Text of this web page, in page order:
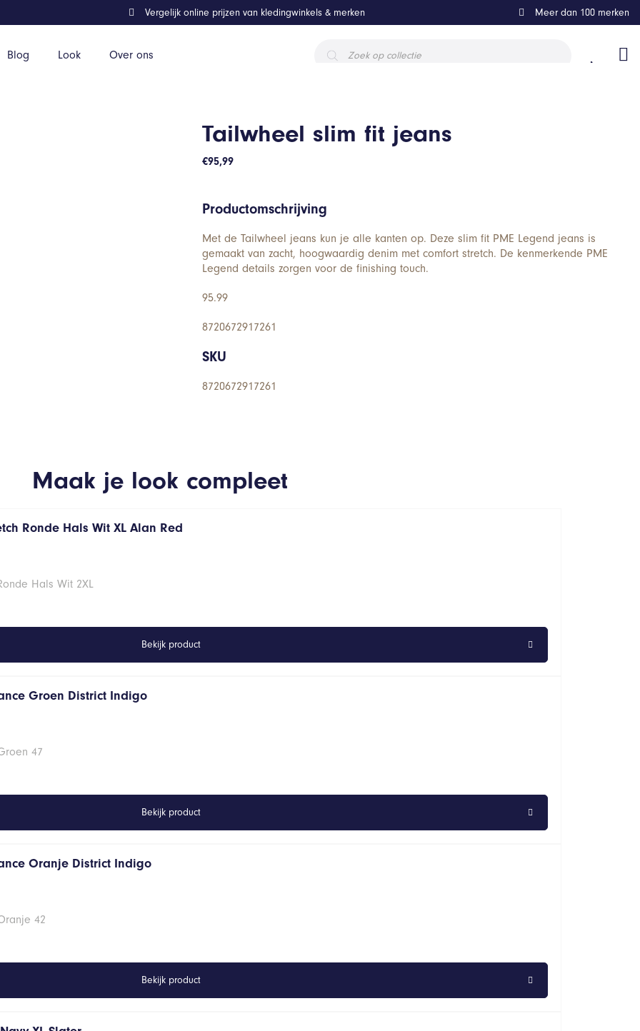
Blog Look Over ons
zoeken
Vergelijk online prijzen van kledingwinkels & merken Meer dan 100 merken
Tailwheel slim fit jeans
€95,99
Productomschrijving
Met de Tailwheel jeans kun je alle kanten op. Deze slim fit PME Legend jeans is
gemaakt van zacht, hoogwaardig denim met comfort stretch. De kenmerkende PME
Legend details zorgen voor de finishing touch.
95.99
8720672917261
SKU
8720672917261
Maak je look compleet
Ronde Hals Wit XL Alan Red
Hals Wit 2XL
Bekijk product
Groen District Indigo
47
Bekijk product
Oranje District Indigo
42
Bekijk product